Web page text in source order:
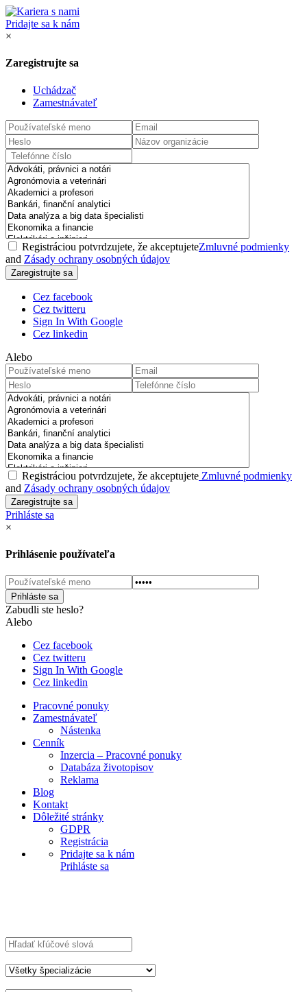
Pridajte sa k nám
×
Zaregistrujte sa
Uchádzač
Zamestnávateľ
Registráciou potvrdzujete, že akceptujeteZmluvné podmienky
and Zásady ochrany osobných údajov
Cez facebook
Cez twitteru
Sign In With Google
Cez linkedin
Alebo
Registráciou potvrdzujete, že akceptujete Zmluvné podmienky
and Zásady ochrany osobných údajov
Prihláste sa
×
Prihlásenie používateľa
Zabudli ste heslo?
Alebo
Cez facebook
Cez twitteru
Sign In With Google
Cez linkedin
Pracovné ponuky
Zamestnávateľ
Nástenka
Cenník
Inzercia – Pracovné ponuky
Databáza životopisov
Reklama
Blog
Kontakt
Dôležité stránky
GDPR
Registrácia
Pridajte sa k nám
Prihláste sa